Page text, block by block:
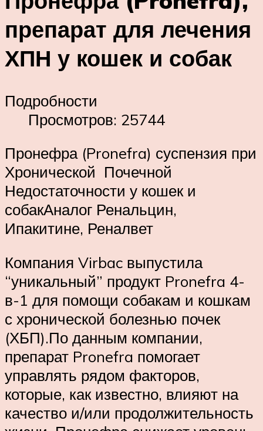
препарат для лечения
ХПН у кошек и собак
Подробности
Просмотров: 25744
Пронефра (Pronefra) суспензия при
Хронической Почечной
Недостаточности у кошек и
собакАналог Ренальцин,
Ипакитине, Реналвет
Компания Virbac выпустила
“уникальный” продукт Pronefra 4-
в-1 для помощи собакам и кошкам
с хронической болезнью почек
(ХБП).По данным компании,
препарат Pronefra помогает
управлять рядом факторов,
которые, как известно, влияют на
качество и/или продолжительность